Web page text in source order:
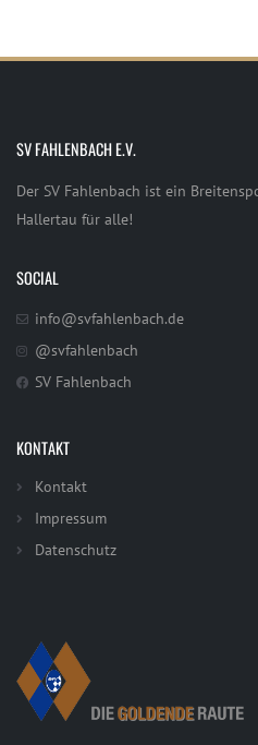
SV FAHLENBACH E.V.
Der SV Fahlenbach ist ein
Hallertau für alle!
SOCIAL
info@svfahlenbach.de
@svfahlenbach
SV Fahlenbach
KONTAKT
Kontakt
Impressum
Datenschutz